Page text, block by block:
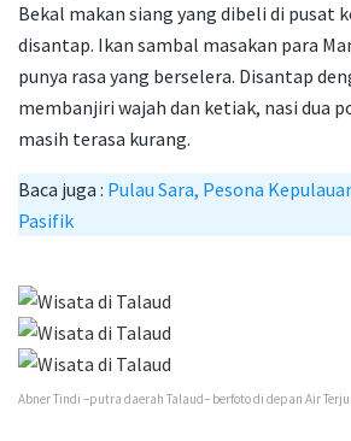
Bekal makan siang yang dibeli di pusat
disantap. Ikan sambal masakan para
punya rasa yang berselera. Disantap
membanjiri wajah dan ketiak, nasi dua
masih terasa kurang.
Baca juga : Pulau Sara, Pesona
Pasifik
Abner Tindi –putra daerah Talaud– berfoto di depan Air